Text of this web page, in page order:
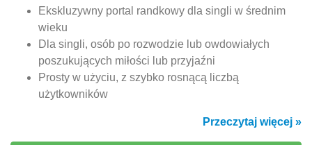
Ekskluzywny portal randkowy dla singli w średnim
wieku
Dla singli, osób po rozwodzie lub owdowiałych
poszukujących miłości lub przyjaźni
Prosty w użyciu, z szybko rosnącą liczbą
użytkowników
Przeczytaj więcej »